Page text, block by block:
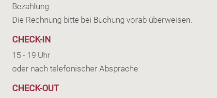
Bezahlung
Die Rechnung bitte bei Buchung vorab überweisen.
CHECK-IN
15 - 19 Uhr
oder nach telefonischer Absprache
CHECK-OUT